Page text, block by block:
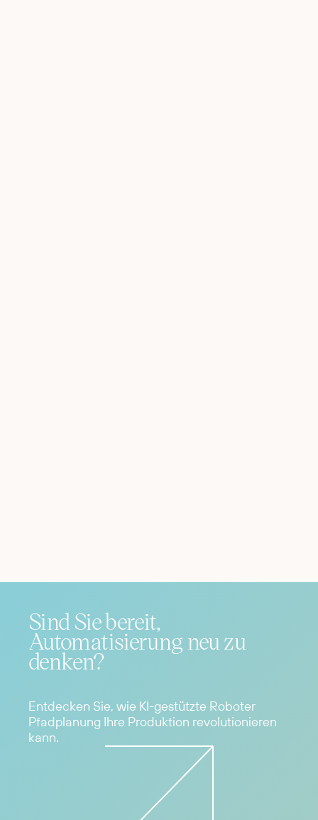
Sind Sie bereit,
Automatisierung neu zu
denken?
Entdecken Sie, wie KI-gestützte Roboter
Pfadplanung Ihre Produktion revolutionieren
kann.